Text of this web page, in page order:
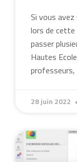
Si vous
lors de cette
passer
Hautes
28 juin 2022